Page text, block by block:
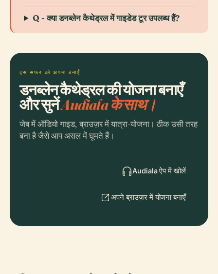
Q - क्या डनब्लेन कैथेड्रल में गाइडेड टूर उपलब्ध हैं?
इस सफर को अपना बनाएँ
डनब्लेन कैथेड्रल की योजना बनाएँ
और सुनेंAudiala के साथ।
जेब में ऑडियो गाइड, ब्राउज़र में यात्रा-योजना। ठीक उसी तरह
बना है जैसे आप असल में घूमते हैं।
Audiala ऐप में खोलें
अपने ब्राउज़र में योजना बनाएँ